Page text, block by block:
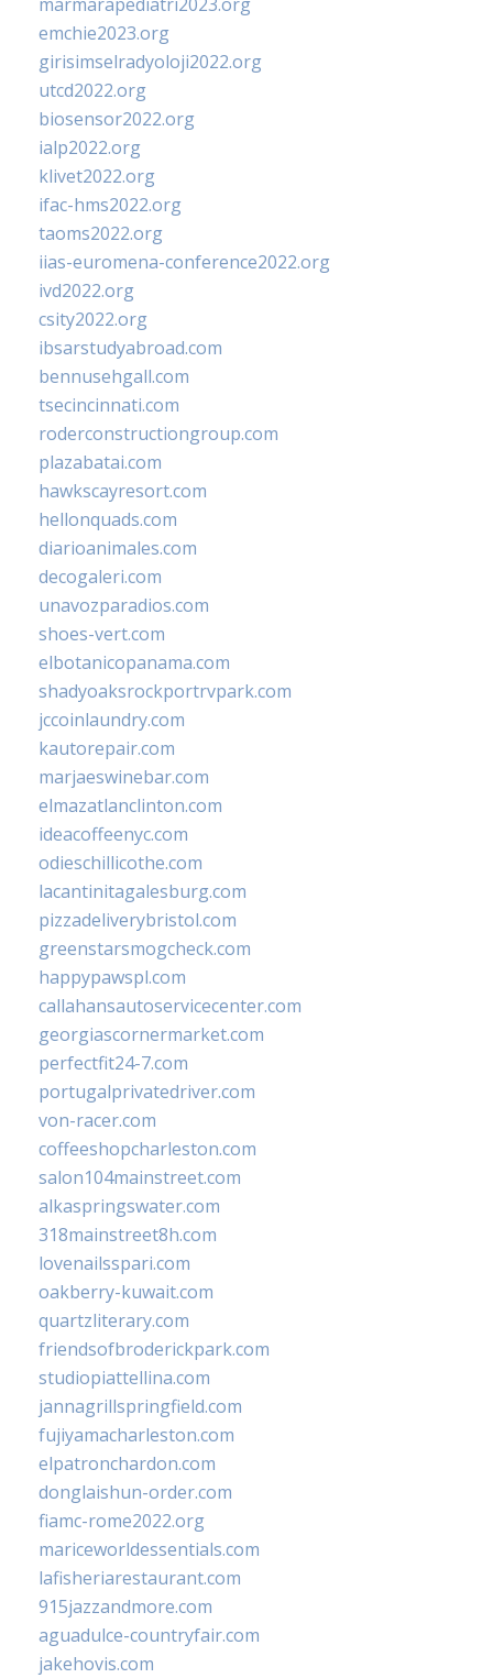
emchie2023.org
girisimselradyoloji2022.org
utcd2022.org
biosensor2022.org
ialp2022.org
klivet2022.org
ifac-hms2022.org
taoms2022.org
iias-euromena-conference2022.org
ivd2022.org
csity2022.org
ibsarstudyabroad.com
bennusehgall.com
tsecincinnati.com
roderconstructiongroup.com
plazabatai.com
hawkscayresort.com
hellonquads.com
diarioanimales.com
decogaleri.com
unavozparadios.com
shoes-vert.com
elbotanicopanama.com
shadyoaksrockportrvpark.com
jccoinlaundry.com
kautorepair.com
marjaeswinebar.com
elmazatlanclinton.com
ideacoffeenyc.com
odieschillicothe.com
lacantinitagalesburg.com
pizzadeliverybristol.com
greenstarsmogcheck.com
happypawspl.com
callahansautoservicecenter.com
georgiascornermarket.com
perfectfit24-7.com
portugalprivatedriver.com
von-racer.com
coffeeshopcharleston.com
salon104mainstreet.com
alkaspringswater.com
318mainstreet8h.com
lovenailsspari.com
oakberry-kuwait.com
quartzliterary.com
friendsofbroderickpark.com
studiopiattellina.com
jannagrillspringfield.com
fujiyamacharleston.com
elpatronchardon.com
donglaishun-order.com
fiamc-rome2022.org
mariceworldessentials.com
lafisheriarestaurant.com
915jazzandmore.com
aguadulce-countryfair.com
jakehovis.com